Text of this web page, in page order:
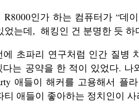
R8000인가 하는 컴퓨터가 “데
었는데, 해킹인 건 분명한 듯 하
에 초파리 연구처럼 인간 질병
는 공약을 한 적이 있었다. 나
애들이 해커를 고용해서 플
티 애들이 좋아하는 정치인이